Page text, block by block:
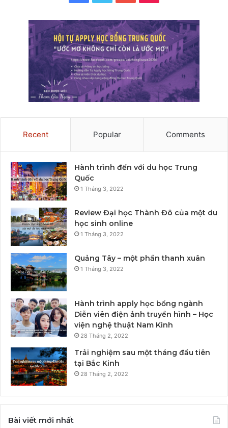
Recent Popular Comments
Hành trình đến với du học Trung
Quốc
1 Tháng 3, 2022
Review Đại học Thành Đô của một du
học sinh online
1 Tháng 3, 2022
Quảng Tây – một phần thanh xuân
1 Tháng 3, 2022
Hành trình apply học bổng ngành
Diễn viên điện ảnh truyền hình – Học
viện nghệ thuật Nam Kinh
28 Tháng 2, 2022
Trải nghiệm sau một tháng đầu tiên
tại Bắc Kinh
28 Tháng 2, 2022
Bài viết mới nhất